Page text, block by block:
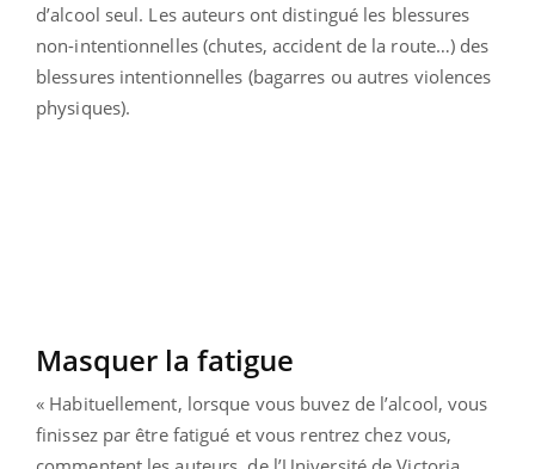
d’alcool seul. Les auteurs ont distingué les blessures
non-intentionnelles (chutes, accident de la route…) des
blessures intentionnelles (bagarres ou autres violences
physiques).
Masquer la fatigue
« Habituellement, lorsque vous buvez de l’alcool, vous
finissez par être fatigué et vous rentrez chez vous,